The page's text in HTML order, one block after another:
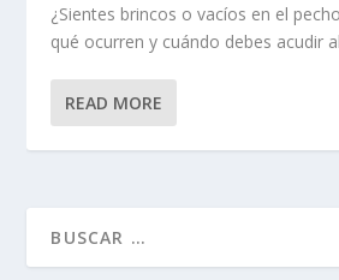
¿Sientes brincos o vacíos en el
qué ocurren y cuándo debes acudir
READ MORE